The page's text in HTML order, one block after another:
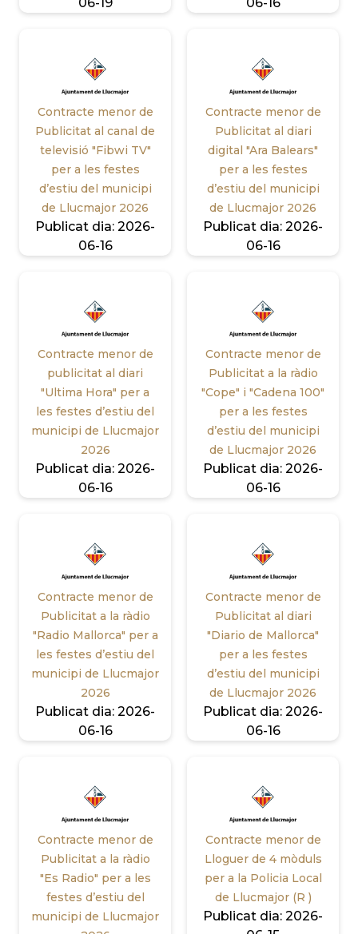
Contracte menor de
Publicitat al canal de
televisió "Fibwi TV"
per a les festes
d’estiu del municipi
de Llucmajor 2026
Publicat dia: 2026-
06-16
Contracte menor de
Publicitat al diari
digital "Ara Balears"
per a les festes
d’estiu del municipi
de Llucmajor 2026
Publicat dia: 2026-
06-16
Contracte menor de
publicitat al diari
"Ultima Hora" per a
les festes d’estiu del
municipi de Llucmajor
2026
Publicat dia: 2026-
06-16
Contracte menor de
Publicitat a la ràdio
"Cope" i "Cadena 100"
per a les festes
d’estiu del municipi
de Llucmajor 2026
Publicat dia: 2026-
06-16
Contracte menor de
Publicitat a la ràdio
"Radio Mallorca" per a
les festes d’estiu del
municipi de Llucmajor
2026
Publicat dia: 2026-
06-16
Contracte menor de
Publicitat al diari
"Diario de Mallorca"
per a les festes
d’estiu del municipi
de Llucmajor 2026
Publicat dia: 2026-
06-16
Contracte menor de
Publicitat a la ràdio
"Es Radio" per a les
festes d’estiu del
municipi de Llucmajor
Contracte menor de
Lloguer de 4 mòduls
per a la Policia Local
de Llucmajor (R )
Publicat dia: 2026-